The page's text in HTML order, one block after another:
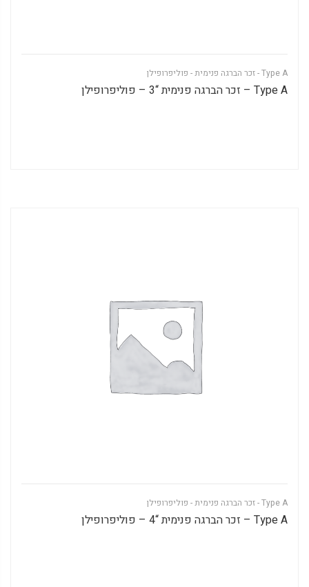
Type A - זכר הברגה פנימית - פוליפרופילן
Type A – זכר הברגה פנימית “3 – פוליפרופילן
Type A - זכר הברגה פנימית - פוליפרופילן
Type A – זכר הברגה פנימית “4 – פוליפרופילן